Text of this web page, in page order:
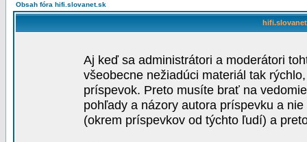
Obsah fóra hifi.slovanet.sk
Aj keď sa administrátori a moderátori
všeobecne nežiadúci materiál tak
príspevok. Preto musíte brať na
pohľady a názory autora príspevku a
(okrem príspevkov od týchto ľudí) a